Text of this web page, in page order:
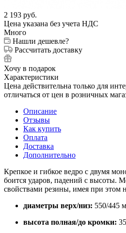
2 193 руб.
Цена указана без учета НДС
Много
Нашли дешевле?
Рассчитать доставку
Хочу в подарок
Характеристики
Цена действительна только для
отличаться от цен в розничных
Описание
Отзывы
Как купить
Оплата
Доставка
Дополнительно
Крепкое и гибкое ведро с двумя
боится ударов, падений с высоты.
свойствами резины, имея при этом
диаметры верх/низ: 550/445
высота полная/до кромки: